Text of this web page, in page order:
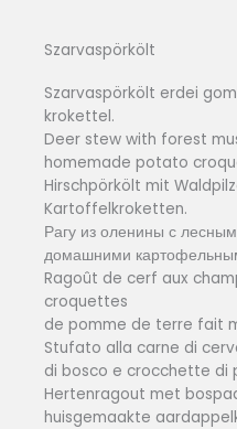
Szarvaspörkölt
Szarvaspörkölt erdei
krokettel.
Deer stew with forest
homemade potato
Hirschpörkölt mit
Kartoffelkroketten.
Рагу из оленины с
домашними
Ragoût de cerf aux
croquettes
de pomme de terre fait
Stufato alla carne di
di bosco e crocchette di
Hertenragout met
huisgemaakte